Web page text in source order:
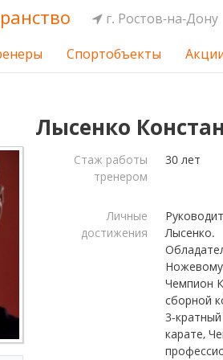
г. Ростов-на-Дону
Спортобъекты
Лысенко
Стаж работы
тренером
30 лет
Личные
достижения
Лысенко.
Ножевому
Чемпион
сборной
3-
карате,